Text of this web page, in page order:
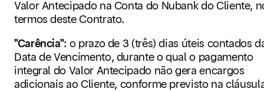
Valor Antecipado na Conta do Nubank do Cliente,
termos deste Contrato.
"Carência": o prazo de 3 (três) dias úteis contados
Data de Vencimento, durante o qual o pagamento
integral do Valor Antecipado não gera encargos
adicionais ao Cliente, conforme previsto na